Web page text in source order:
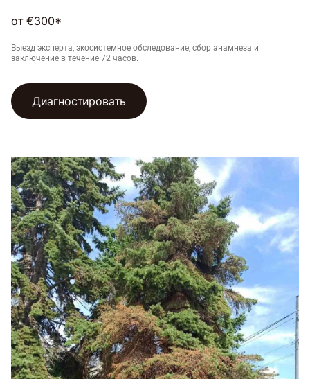
от €300*
Выезд эксперта, экосистемное обследование, сбор анамнеза и
заключение в течение 72 часов.
Диагностировать